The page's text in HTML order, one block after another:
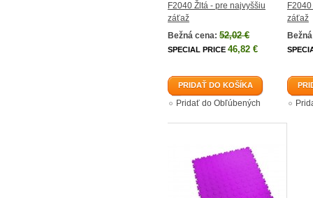
F2040 Žltá - pre najvyššiu
záťaž
Bežná cena: 52,02 €
SPECIAL PRICE 46,82 €
PRIDAŤ DO KOŠÍKA
Pridať do Obľúbených
záťaž